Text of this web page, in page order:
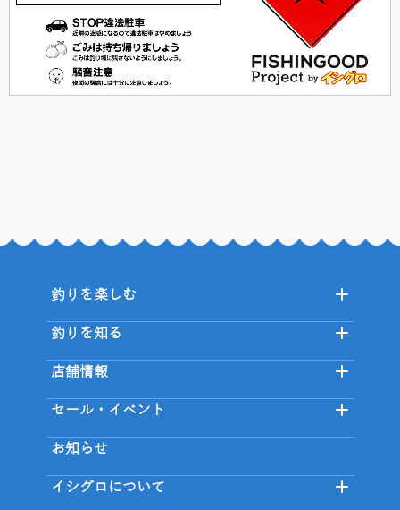
釣りを楽しむ
釣りを知る
店舗情報
セール・イベント
お知らせ
イシグロについて